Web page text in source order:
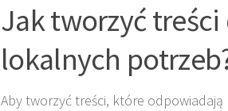
Jak tworzyć
lokalnych
Aby tworzyć treści, które